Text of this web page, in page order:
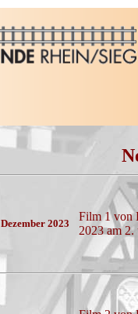
2023
Film 1 von
2023 am 2.